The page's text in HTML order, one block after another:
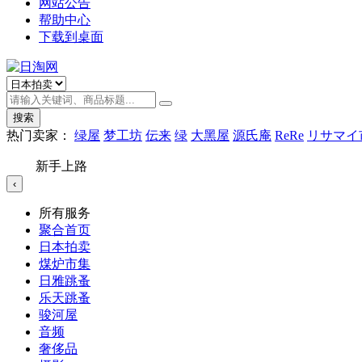
网站公告
帮助中心
下载到桌面
搜索
热门卖家： 绿屋 梦工坊 伝来 绿 大黑屋 源氏庵 ReRe リサマ
新手上路
‹
所有服务
聚合首页
日本拍卖
煤炉市集
日雅跳蚤
乐天跳蚤
骏河屋
音频
奢侈品